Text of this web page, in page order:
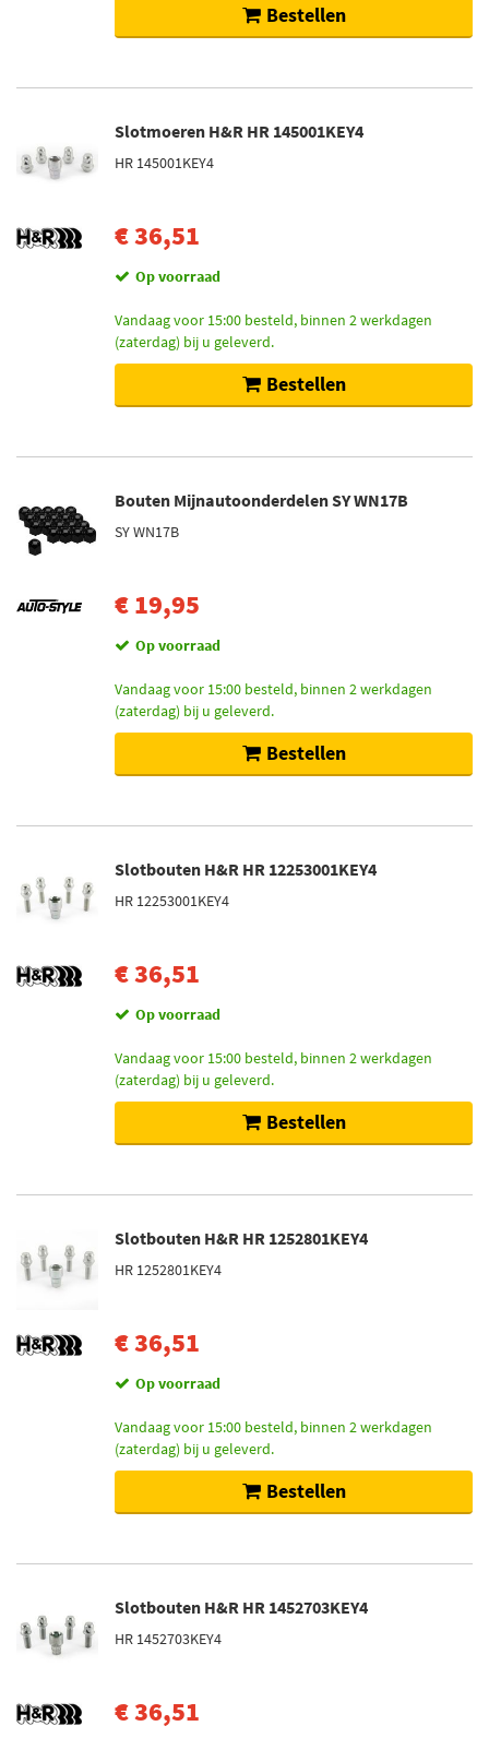
Bestellen
Slotmoeren H&R HR 145001KEY4
HR 145001KEY4
€ 36,51
Op voorraad
Vandaag voor 15:00 besteld, binnen 2 werkdagen
(zaterdag) bij u geleverd.
Bestellen
Bouten Mijnautoonderdelen SY WN17B
SY WN17B
€ 19,95
Op voorraad
Vandaag voor 15:00 besteld, binnen 2 werkdagen
(zaterdag) bij u geleverd.
Bestellen
Slotbouten H&R HR 12253001KEY4
HR 12253001KEY4
€ 36,51
Op voorraad
Vandaag voor 15:00 besteld, binnen 2 werkdagen
(zaterdag) bij u geleverd.
Bestellen
Slotbouten H&R HR 1252801KEY4
HR 1252801KEY4
€ 36,51
Op voorraad
Vandaag voor 15:00 besteld, binnen 2 werkdagen
(zaterdag) bij u geleverd.
Bestellen
Slotbouten H&R HR 1452703KEY4
HR 1452703KEY4
€ 36,51